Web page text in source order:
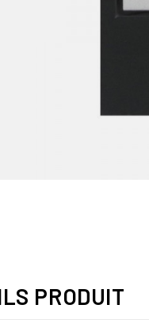
PRODUIT